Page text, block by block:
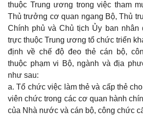
thuộc Trung ương trong việc tham
Thủ trưởng cơ quan ngang Bộ, Thủ
Chính phủ và Chủ tịch Ủy ban nhân
trực thuộc Trung ương tổ chức triển
định về chế độ đeo thẻ cán bộ,
thuộc phạm vi Bộ, ngành và địa
như sau:
a. Tổ chức việc làm thẻ và cấp thẻ
viên chức trong các cơ quan hành
của Nhà nước và cán bộ, công chức